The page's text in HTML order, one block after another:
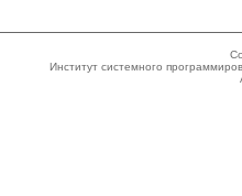
Институт системного